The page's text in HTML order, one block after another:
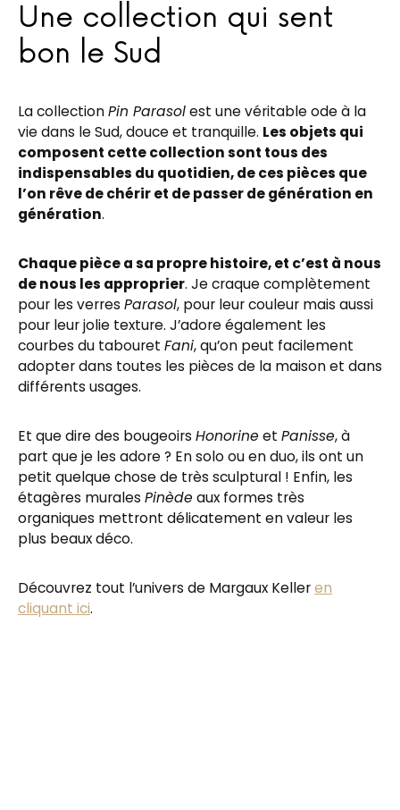
Une collection qui sent
bon le Sud
La collectionPin Parasolest une véritable ode à la
vie dans le Sud, douce et tranquille. Les objets qui
composent cette collection sont tous des
indispensables du quotidien, de ces pièces que
l’on rêve de chérir et de passer de génération en
génération.
Chaque pièce a sa propre histoire, et c’est à nous
de nous les approprier. Je craque complètement
pour les verres Parasol, pour leur couleur mais aussi
pour leur jolie texture. J’adore également les
courbes du tabouret Fani, qu’on peut facilement
adopter dans toutes les pièces de la maison et dans
différents usages.
Et que dire des bougeoirs Honorine et Panisse, à
part que je les adore ? En solo ou en duo, ils ont un
petit quelque chose de très sculptural ! Enfin, les
étagères murales Pinède aux formes très
organiques mettront délicatement en valeur les
plus beaux déco.
Découvrez tout l’univers de Margaux Kelleren
cliquant ici.